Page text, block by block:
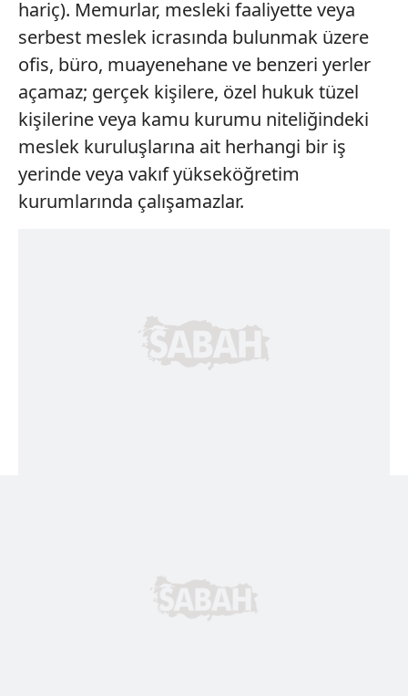
hariç). Memurlar, mesleki faaliyette veya
serbest meslek icrasında bulunmak üzere
ofis, büro, muayenehane ve benzeri yerler
açamaz; gerçek kişilere, özel hukuk tüzel
kişilerine veya kamu kurumu niteliğindeki
meslek kuruluşlarına ait herhangi bir iş
yerinde veya vakıf yükseköğretim
kurumlarında çalışamazlar.